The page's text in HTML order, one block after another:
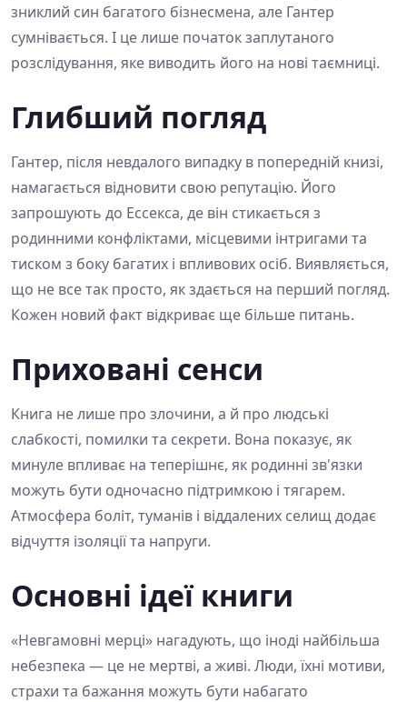
зниклий син багатого бізнесмена, але Гантер
сумнівається. І це лише початок заплутаного
розслідування, яке виводить його на нові таємниці.
Глибший погляд
Гантер, після невдалого випадку в попередній книзі,
намагається відновити свою репутацію. Його
запрошують до Ессекса, де він стикається з
родинними конфліктами, місцевими інтригами та
тиском з боку багатих і впливових осіб. Виявляється,
що не все так просто, як здається на перший погляд.
Кожен новий факт відкриває ще більше питань.
Приховані сенси
Книга не лише про злочини, а й про людські
слабкості, помилки та секрети. Вона показує, як
минуле впливає на теперішнє, як родинні зв'язки
можуть бути одночасно підтримкою і тягарем.
Атмосфера боліт, туманів і віддалених селищ додає
відчуття ізоляції та напруги.
Основні ідеї книги
«Невгамовні мерці» нагадують, що іноді найбільша
небезпека — це не мертві, а живі. Люди, їхні мотиви,
страхи та бажання можуть бути набагато